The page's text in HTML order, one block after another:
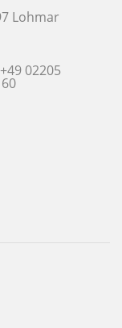
Lohmar
02205